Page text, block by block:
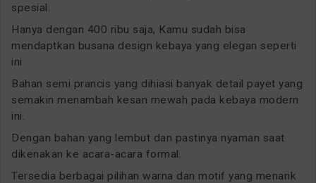
spesial.
Hanya dengan 400 ribu saja, Kamu sudah bisa
mendaptkan busana design kebaya yang elegan seperti
ini
Bahan semi prancis yang dihiasi banyak detail payet yang
semakin menambah kesan mewah pada kebaya modern
ini.
Dengan bahan yang lembut dan pastinya nyaman saat
dikenakan ke acara-acara formal.
Tersedia berbagai pilihan warna dan motif yang menarik